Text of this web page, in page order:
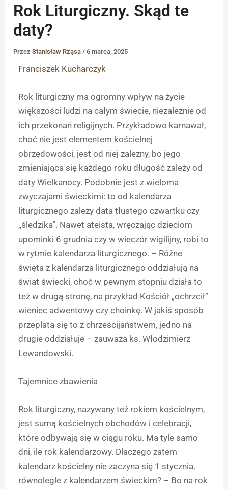
Rok Liturgiczny. Skąd te
daty?
PrzezStanisław Rząsa/6 marca, 2025
Franciszek Kucharczyk
Rok liturgiczny ma ogromny wpływ na życie
większości ludzi na całym świecie, niezależnie od
ich przekonań religijnych. Przykładowo karnawał,
choć nie jest elementem kościelnej
obrzędowości, jest od niej zależny, bo jego
zmieniająca się każdego roku długość zależy od
daty Wielkanocy. Podobnie jest z wieloma
zwyczajami świeckimi: to od kalendarza
liturgicznego zależy data tłustego czwartku czy
„śledzika”. Nawet ateista, wręczając dzieciom
upominki 6 grudnia czy w wieczór wigilijny, robi to
w rytmie kalendarza liturgicznego. – Różne
święta z kalendarza liturgicznego oddziałują na
świat świecki, choć w pewnym stopniu działa to
też w drugą stronę, na przykład Kościół „ochrzcił”
wieniec adwentowy czy choinkę. W jakiś sposób
przeplata się to z chrześcijaństwem, jedno na
drugie oddziałuje – zauważa ks. Włodzimierz
Lewandowski.
Tajemnice zbawienia
Rok liturgiczny, nazywany też rokiem kościelnym,
jest sumą kościelnych obchodów i celebracji,
które odbywają się w ciągu roku. Ma tyle samo
dni, ile rok kalendarzowy. Dlaczego zatem
kalendarz kościelny nie zaczyna się 1 stycznia,
równolegle z kalendarzem świeckim? – Bo na rok